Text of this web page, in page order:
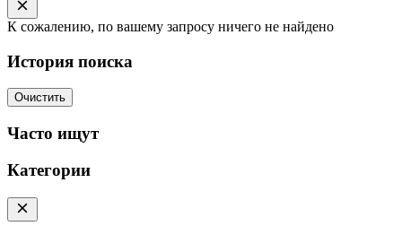
К сожалению, по вашему запросу ничего не найдено
История поиска
Очистить
Часто ищут
Категории